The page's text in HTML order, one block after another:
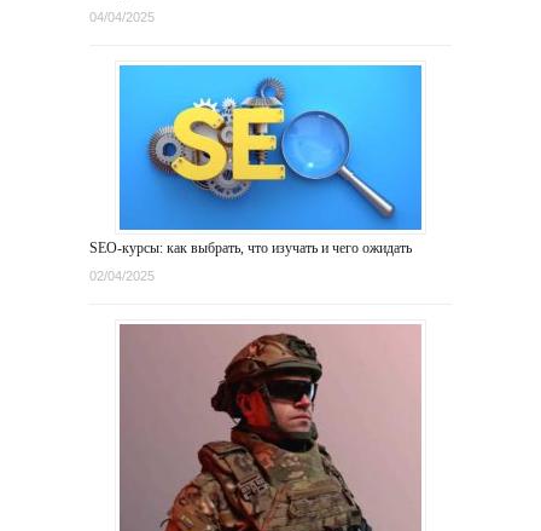
04/04/2025
SEO-курсы: как выбрать, что изучать и чего ожидать
02/04/2025